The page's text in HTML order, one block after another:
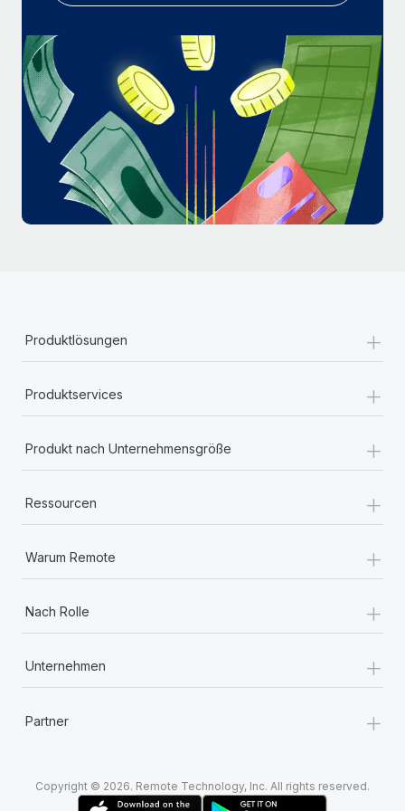
Mehr erfahren
Produktlösungen +
Produktservices +
Produkt nach Unternehmensgröße +
Ressourcen +
Warum Remote +
Nach Rolle +
Unternehmen +
Partner +
Copyright © 2026. Remote Technology, Inc. All rights reserved.